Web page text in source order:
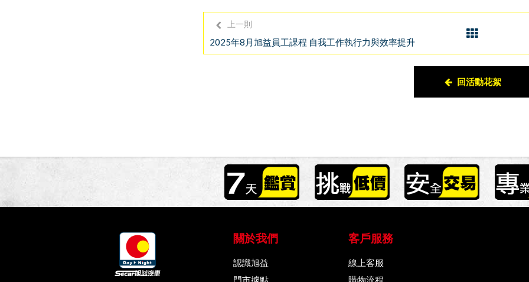
上一則
2025年8月旭益員工課程 自我工作執行力與效率提升
回活動花絮
關於我們
認識旭益
客戶服務
線上客服